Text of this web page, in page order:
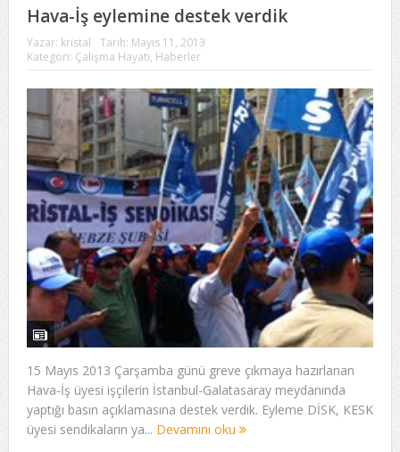
Hava-İş eylemine destek verdik
Yazar: kristal Tarih: Mayıs 11, 2013
Kategori: Çalışma Hayatı, Haberler
15 Mayıs 2013 Çarşamba günü greve çıkmaya hazırlanan
Hava-İş üyesi işçilerin İstanbul-Galatasaray meydanında
yaptığı basın açıklamasına destek verdik. Eyleme DİSK, KESK
üyesi sendikaların ya... Devamını oku